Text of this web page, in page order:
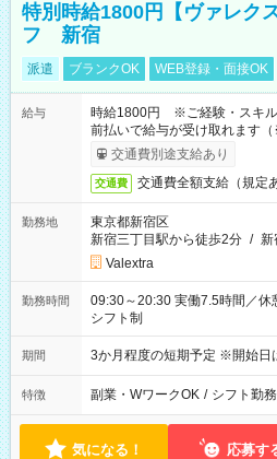
特別時給1800円【ヴァレク
フ 新宿
派遣 ブランクOK WEB登録・面接OK
給与
時給1800円 ※ご経験・スキル
前払いで給与が受け取れます
交通費別途支給あり
交通費 交通費全額支給（規定
勤務地
東京都新宿区
新宿三丁目駅から徒歩2分 / 新
Valextra
勤務時間
09:30～20:30 実働7.5時間／休憩1.5時間 営業時間に合わせた
シフト制
期間 3か月程度の短期予定 ※開始日
特徴 副業・WワークOK / シフト勤務
気になる！ 応募す